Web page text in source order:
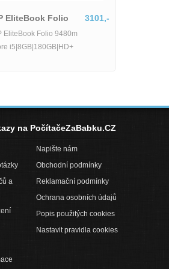
21808,-
i7-
1TB
Fi BT
Quadro
HP EliteBook Folio
HP EliteBook Folio 9480m
Core i5|8GB|180GB|HD+
na PočítačeZaBabku.CZ
a
Napište nám
Obchodní podmínky
Reklamační podmínky
Ochrana osobních údajů
Popis použitých cookies
Nastavit pravidla cookies